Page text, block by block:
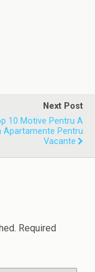
Next Post
10 Motive Pentru A
Apartamente Pentru
Vacante
Required